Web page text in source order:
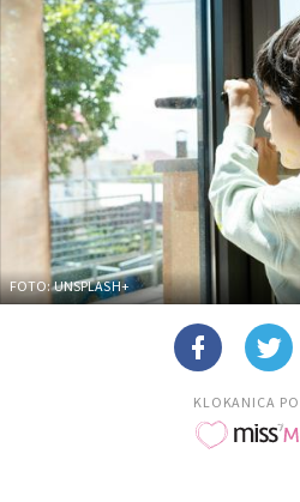
FOTO: UNSPLASH+
KLOKANICA